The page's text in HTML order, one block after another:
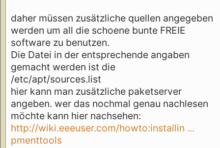
daher müssen zusätzliche quellen angegeben
werden um all die schoene bunte FREIE
software zu benutzen.
Die Datei in der entsprechende angaben
gemacht werden ist die
/etc/apt/sources.list
hier kann man zusätzliche paketserver
angeben. wer das nochmal genau nachlesen
möchte kann hier nachsehen:
http://wiki.eeeuser.com/howto:installin ...
pmenttools